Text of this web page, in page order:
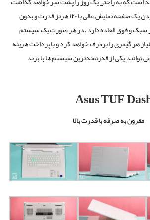
. علاوه بر این ها با دارا بودن یک صفحه نمایش عالی با ۱۲۰ هرتز قدرت و بدون
سبک و فوق العاده دارد .در هر صورت یک سیستم
هر گیمری را برطرف خواهد کرد و با پرداخت هزینه
توانند یکی از قدرتمندترین سیستم ها با برند
مقرون به صرفه با قدرت بالا